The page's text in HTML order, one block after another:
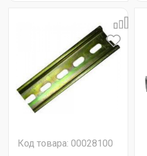
Код товара: 00028100